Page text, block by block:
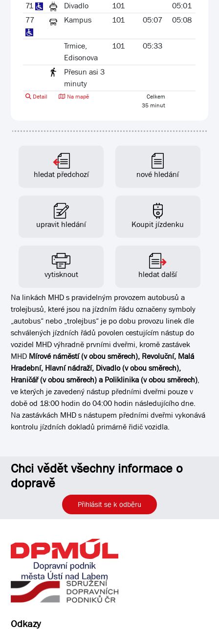
71 Divadlo 101
05:01
77
Kampus 101 05:07 05:08
Trmice,
Edisonova
101 05:33
Přesun asi 3
minuty
Detail Na mapě
Celkem
35 minut
hledat předchozí nové hledání
upravit hledání Koupit jízdenku
vytisknout hledat další
Na linkách MHD s pravidelným provozem autobusů a
trolejbusů, které jsou na jízdním řádu označeny symboly
„autobus“ nebo „trolejbus“ je po dobu provozu linek dle
schválených jízdních řádů povolen cestujícím nástup do
vozidel MHD výhradně prvními dveřmi, kromě zastávek
MHD Mírové náměstí (v obou směrech), Revoluční, Malá
Hradební, Hlavní nádraží, Divadlo (v obou směrech),
Hraničář (v obou směrech) a Poliklinika (v obou směrech),
ve kterých je zavedený nástup předními dveřmi pouze v
době od 18:00 hodin do 04:00 hodin následujícího dne.
Na zastávkách MHD s nástupem předními dveřmi vykonává
kontrolu jízdních dokladů primárně řidič vozidla.
Chci vědět všechny informace o
dopravě
Přihlásit se k odběru
Odkazy